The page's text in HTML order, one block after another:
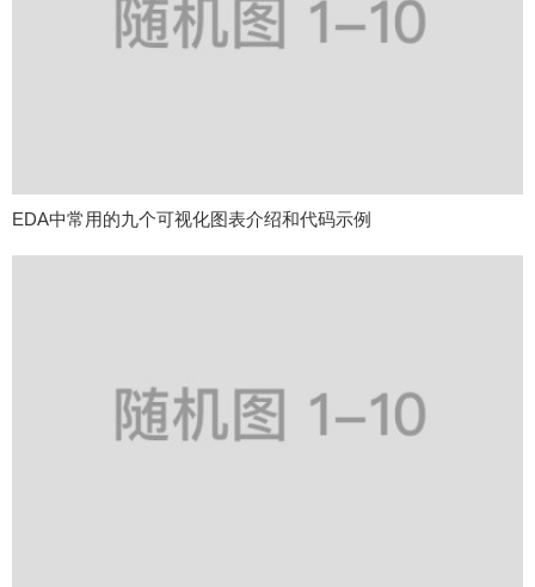
EDA中常用的九个可视化图表介绍和代码示例